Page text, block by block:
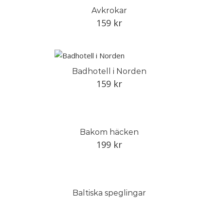
Avkrokar
159 kr
Badhotell i Norden
159 kr
Bakom häcken
199 kr
Baltiska speglingar